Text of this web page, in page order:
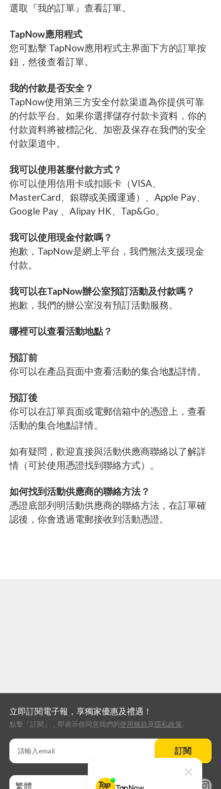
選取『我的訂單』查看訂單。
TapNow應用程式
您可點擊 TapNow應用程式主界面下方的訂單按
鈕，然後查看訂單。
我的付款是否安全？
TapNow使用第三方安全付款渠道為你提供可靠
的付款平台。如果你選擇儲存付款卡資料，你的
付款資料將被標記化、加密及保存在我們的安全
付款渠道中。
我可以使用甚麼付款方式？
你可以使用信用卡或扣賬卡（VISA、
MasterCard、銀聯或美國運通）、Apple Pay、
Google Pay 、Alipay HK、Tap&Go。
我可以使用現金付款嗎？
抱歉，TapNow是網上平台，我們無法支援現金
付款。
我可以在TapNow辦公室預訂活動及付款嗎？
抱歉，我們的辦公室沒有預訂活動服務。
哪裡可以查看活動地點？
預訂前
你可以在產品頁面中查看活動的集合地點詳情。
預訂後
你可以在訂單頁面或電郵信箱中的憑證上，查看
活動的集合地點詳情。
如有疑問，歡迎直接與活動供應商聯絡以了解詳
情（可於使用憑證找到聯絡方式）。
如何找到活動供應商的聯絡方法？
憑證底部列明活動供應商的聯絡方法，在訂單確
認後，你會透過電郵接收到活動憑證。
立即訂閱電子報，享獨家優惠及禮遇！
點擊「訂閱」，即表示你同意我們的使用條款及 隱私政策。
訂閱
繁體